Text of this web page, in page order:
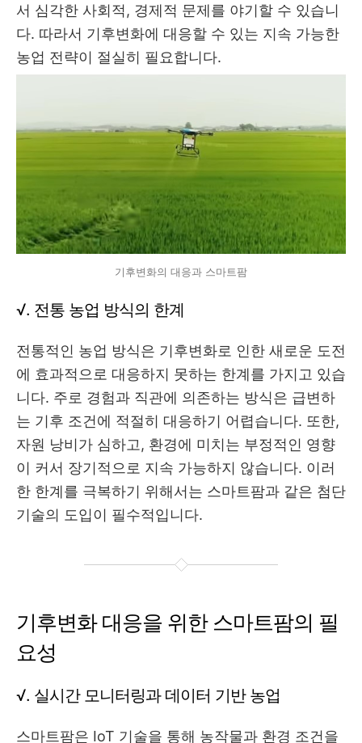
서 심각한 사회적, 경제적 문제를 야기할 수 있습니
다. 따라서 기후변화에 대응할 수 있는 지속 가능한
농업 전략이 절실히 필요합니다.
기후변화의 대응과 스마트팜
√. 전통 농업 방식의 한계
전통적인 농업 방식은 기후변화로 인한 새로운 도전
에 효과적으로 대응하지 못하는 한계를 가지고 있습
니다. 주로 경험과 직관에 의존하는 방식은 급변하
는 기후 조건에 적절히 대응하기 어렵습니다. 또한,
자원 낭비가 심하고, 환경에 미치는 부정적인 영향
이 커서 장기적으로 지속 가능하지 않습니다. 이러
한 한계를 극복하기 위해서는 스마트팜과 같은 첨단
기술의 도입이 필수적입니다.
기후변화 대응을 위한 스마트팜의 필
요성
√. 실시간 모니터링과 데이터 기반 농업
스마트팜은 IoT 기술을 통해 농작물과 환경 조건을